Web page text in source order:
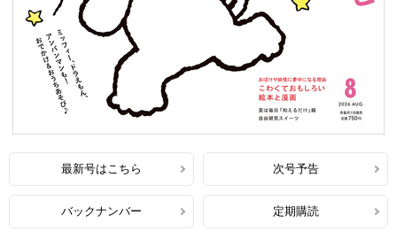
最新号はこちら 次号予告
バックナンバー 定期購読